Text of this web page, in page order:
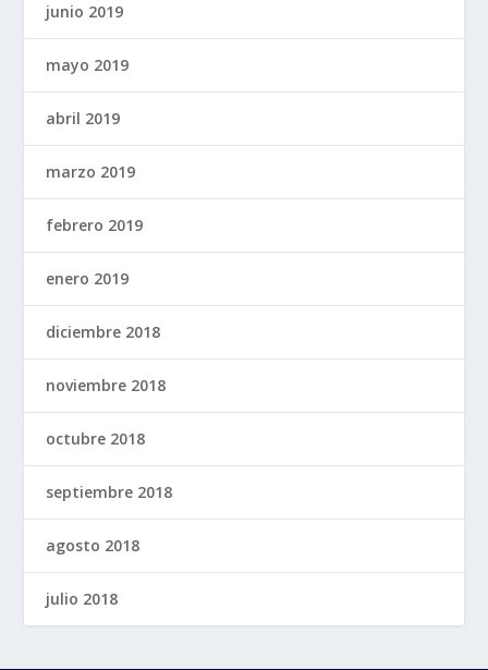
junio 2019
mayo 2019
abril 2019
marzo 2019
febrero 2019
enero 2019
diciembre 2018
noviembre 2018
octubre 2018
septiembre 2018
agosto 2018
julio 2018